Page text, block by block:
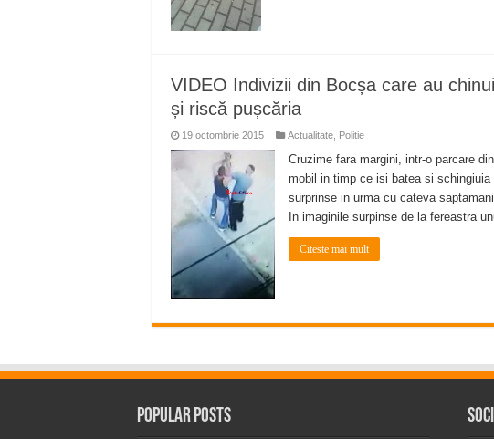
VIDEO Indivizii din Bocșa care au
și riscă pușcăria
19 octombrie 2015 Actualitate Politie
Cruzime fara margini, intr-o parcare
mobil in timp ce isi batea si
surprinse in urma cu cateva
In imaginile surpinse de la fereastra
Citeste mai mult
Popular Posts